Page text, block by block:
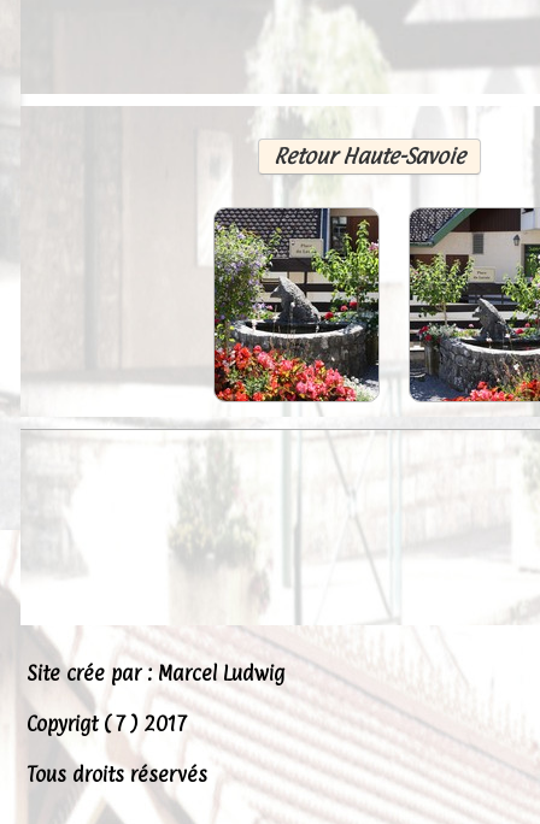
Videos--Lavoirs
Un Peu d'Histoire
Outils-des-Lavandières
Cartes Postales-Anciennes et
Liens
Retour Haute-Savoie
Site crée par : Marcel Ludwig
Copyrigt ( 7 ) 2017
Tous droits réservés